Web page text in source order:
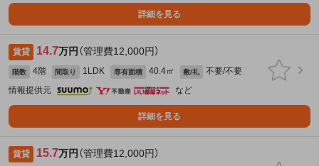
詳細を見る
賃貸 14.7万円 （管理費12,000円）
階数 4階 間取り 1LDK 専有面積 40.4㎡ 敷/礼
不要/不要
情報提供元
など
詳細を見る
賃貸 15.7万円 （管理費12,000円）